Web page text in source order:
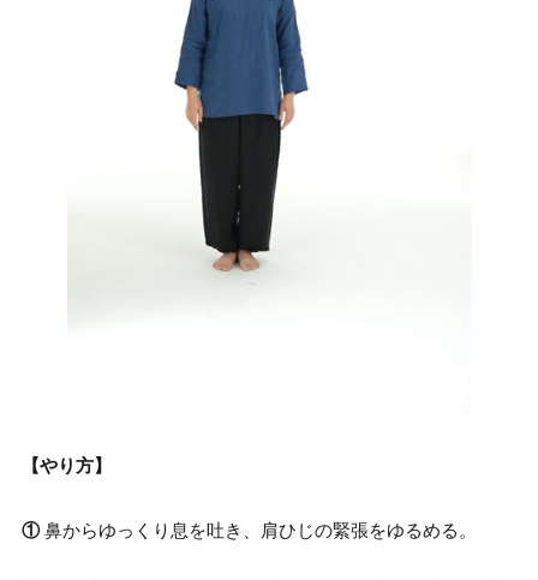
【やり方】
①鼻からゆっくり息を吐き、肩ひじの緊張をゆるめる。